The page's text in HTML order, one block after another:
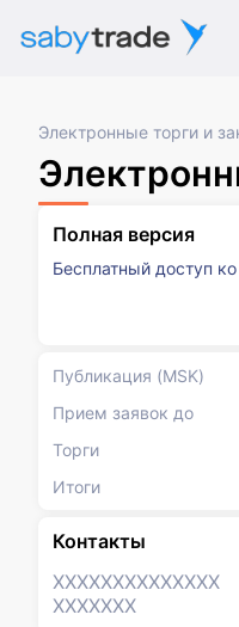
Электронные торги и
Электронный
Полная версия
Бесплатный доступ
Публикация (MSK)
Прием заявок до
Торги
Итоги
Контакты
XXXXXXXXXXXXXX
XXXXXXX